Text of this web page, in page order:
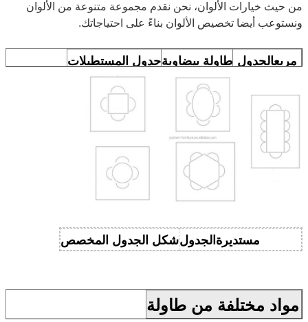
من حيث خيارات الألوان، نحن نقدم مجموعة متنوعة من الألوان
ونستوعب أيضا تخصيص الألوان بناءً على احتياجاتك.
مربعالجدول طاولة بيضاويةجدول المستطيلات
مستديرة الجدولشكل الجدول المخصص
مواد مختلفة من طاولة